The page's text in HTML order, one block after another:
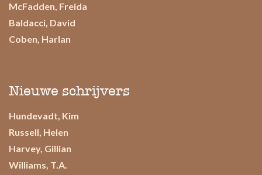
McFadden, Freida
Baldacci, David
Coben, Harlan
Nieuwe schrijvers
Hundevadt, Kim
Russell, Helen
Harvey, Gillian
Williams, T.A.